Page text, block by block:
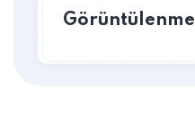
Görüntülenme